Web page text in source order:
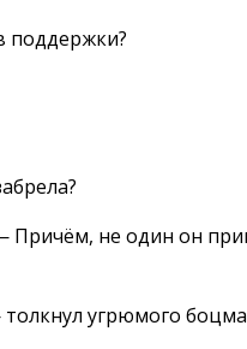
поддержки?
не один он
угрюмого